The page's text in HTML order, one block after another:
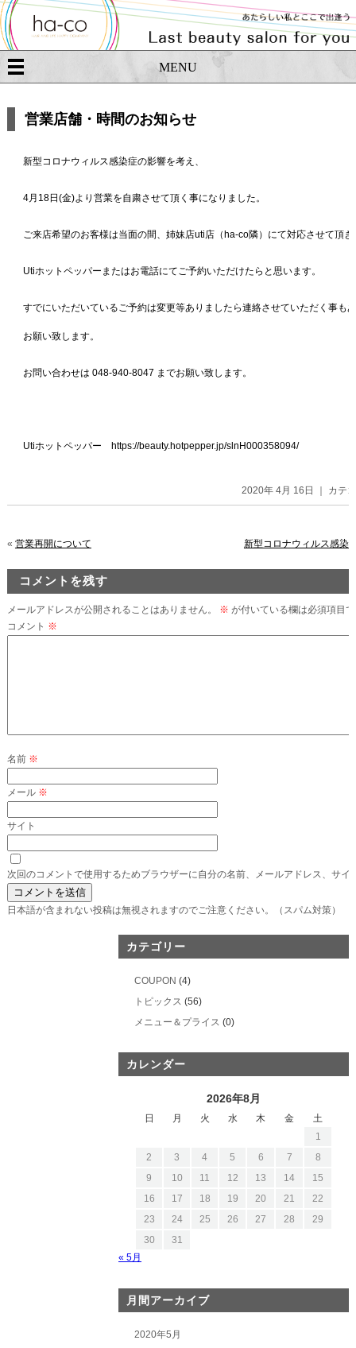
MENU
営業店舗・時間のお知らせ
新型コロナウィルス感染症の影響を考え、
4月18日(金)より営業を自粛させて頂く事になりました。
ご来店希望のお客様は当面の間、姉妹店uti店（ha-co隣）にて対応させて頂き
Utiホットペッパーまたはお電話にてご予約いただけたらと思います。
すでにいただいているご予約は変更等ありましたら連絡させていただく事も
お願い致します。
お問い合わせは 048-940-8047 までお願い致します。
Utiホットペッパー https://beauty.hotpepper.jp/slnH000358094/
2020年 4月 16日 ｜ カテ
« 営業再開について 新型コロナウィルス感染
コメントを残す
メールアドレスが公開されることはありません。 ※ が付いている欄は必須項目
コメント ※
名前 ※
メール ※
サイト
次回のコメントで使用するためブラウザーに自分の名前、メールアドレス、サイ
日本語が含まれない投稿は無視されますのでご注意ください。（スパム対策）
カテゴリー
COUPON (4)
トピックス (56)
メニュー＆プライス (0)
カレンダー
2026年8月
日 月 火 水 木 金
土
1
2
3 4 5 6 7
8
9
10 11 12 13 14
15
16
17 18 19 20 21
22
23
24 25 26 27 28
29
30
31
« 5月
月間アーカイブ
2020年5月